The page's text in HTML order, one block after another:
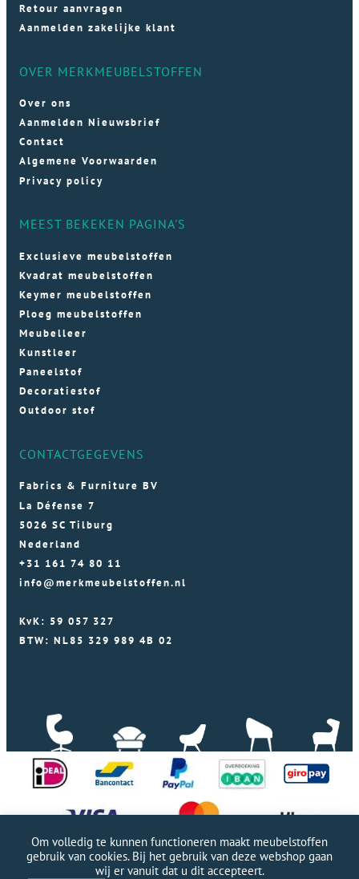
Retour aanvragen
Aanmelden zakelijke klant
OVER MERKMEUBELSTOFFEN
Over ons
Aanmelden Nieuwsbrief
Contact
Algemene Voorwaarden
Privacy policy
MEEST BEKEKEN PAGINA'S
Exclusieve meubelstoffen
Kvadrat meubelstoffen
Keymer meubelstoffen
Ploeg meubelstoffen
Meubelleer
Kunstleer
Paneelstof
Decoratiestof
Outdoor stof
CONTACTGEGEVENS
Fabrics & Furniture BV
La Défense 7
5026 SC Tilburg
Nederland
+31 161 74 80 11
info@merkmeubelstoffen.nl
KvK: 59 057 327
BTW: NL85 329 989 4B 02
Professionele WordPress website door Webworx
Om volledig te kunnen functioneren maakt meubelstoffen
gebruik van cookies. Bij het gebruik van deze webshop gaan
wij er vanuit dat u dit accepteert.